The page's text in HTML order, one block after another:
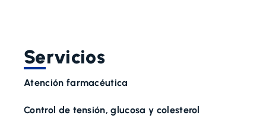
Servicios
Atención farmacéutica
Control de tensión, glucosa y colesterol